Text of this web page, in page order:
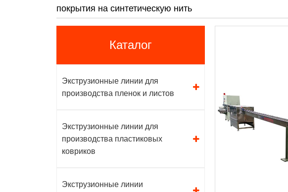
покрытия на синтетическую нить
Каталог
Экструзионные линии для
производства пленок и листов
Экструзионные линии для
производства пластиковых
ковриков
Экструзионные линии